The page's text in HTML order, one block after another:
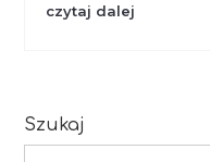
czytaj dalej
Szukaj
Search